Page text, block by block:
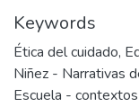
Keywords
Ética del cuidado,
Niñez - Narrativas
Escuela - contextos